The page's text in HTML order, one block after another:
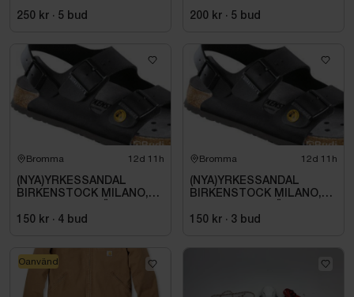
SVART. STL 42
250 kr · 5 bud 200 kr · 5 bud
Bromma 12d 11h
(NYA)YRKESSANDAL
BIRKENSTOCK MILANO,
SVART. STL 42
150 kr · 4 bud
Bromma 12d 11h
(NYA)YRKESSANDAL
BIRKENSTOCK MILANO,
SVART. STL 42
150 kr · 3 bud
Oanvänd